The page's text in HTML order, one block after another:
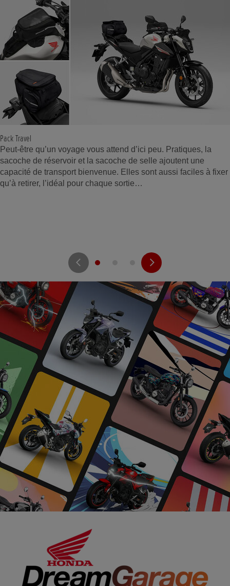
Pack Travel
Peut-être qu’un voyage vous attend d’ici peu. Pratiques, la
sacoche de réservoir et la sacoche de selle ajoutent une
capacité de transport bienvenue. Elles sont aussi faciles à fixer
qu’à retirer, l’idéal pour chaque sortie…